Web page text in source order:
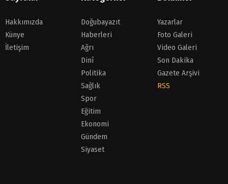
Hakkımızda
Künye
İletişim
Doğubayazıt
Haberleri
Ağrı
Dinî
Politika
Sağlık
Spor
Eğitim
Ekonomi
Gündem
Siyaset
Yazarlar
Foto Galeri
Video Galeri
Son Dakika
Gazete Arşivi
RSS